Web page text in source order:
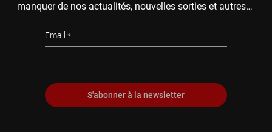
manquer de nos actualités, nouvelles sorties et autres
Email
S'abonner à la newsletter